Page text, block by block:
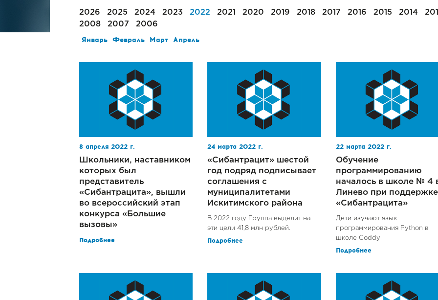
2026 2025 2024 2023 2022 2021 2020 2019 2018 2017 2016 2015 2014
2008
2007 2006
Январь Февраль Март Апрель
8 апреля 2022 г.
Школьники, наставником
которых был
представитель
«Сибантрацита», вышли
во всероссийский этап
конкурса «Большие
вызовы»
Подробнее
24 марта 2022 г.
«Сибантрацит» шестой
год подряд подписывает
соглашения с
муниципалитетами
Искитимского района
В 2022 году Группа выделит на
эти цели 41,8 млн рублей.
Подробнее
22 марта 2022 г.
Обучение
программированию
началось в школе № 4
Линево при поддержке
«Сибантрацита»
Дети изучают язык
программирования Python в
школе Coddy
Подробнее